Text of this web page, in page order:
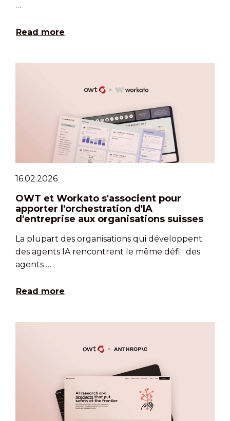
…
Read more
16.02.2026
OWT et Workato s'associent pour
apporter l'orchestration d'IA
d'entreprise aux organisations suisses
La plupart des organisations qui développent
des agents IA rencontrent le même défi : des
agents …
Read more